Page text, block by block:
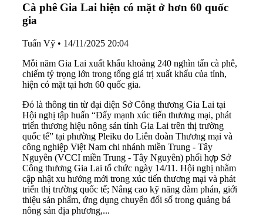
Cà phê Gia Lai hiện có mặt ở hơn 60 quốc
gia
Tuấn Vỹ • 14/11/2025 20:04
Mỗi năm Gia Lai xuất khẩu khoảng 240 nghìn tấn cà phê,
chiếm tỷ trọng lớn trong tổng giá trị xuất khẩu của tỉnh,
hiện có mặt tại hơn 60 quốc gia.
Đó là thông tin từ đại diện Sở Công thương Gia Lai tại
Hội nghị tập huấn “Đẩy mạnh xúc tiến thương mại, phát
triển thương hiệu nông sản tỉnh Gia Lai trên thị trường
quốc tế” tại phường Pleiku do Liên đoàn Thương mại và
công nghiệp Việt Nam chi nhánh miền Trung - Tây
Nguyên (VCCI miền Trung - Tây Nguyên) phối hợp Sở
Công thương Gia Lai tổ chức ngày 14/11. Hội nghị nhằm
cập nhật xu hướng mới trong xúc tiến thương mại và phát
triển thị trường quốc tế; Nâng cao kỹ năng đàm phán, giới
thiệu sản phẩm, ứng dụng chuyển đổi số trong quảng bá
nông sản địa phương,...